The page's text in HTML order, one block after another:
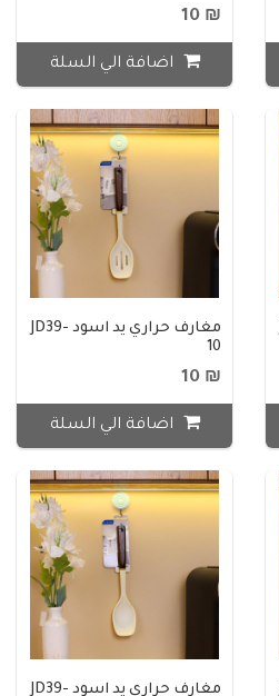
₪ 10
اضافة الي السلة
مغارف حراري يد اسود JD39-
10
₪ 10
اضافة الي السلة
مغارف حراري يد اسود JD39-